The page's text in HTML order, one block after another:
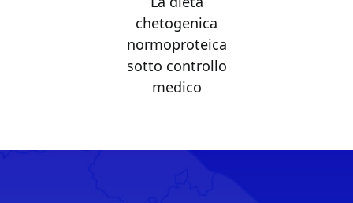
chetogenica
normoproteica
sotto controllo
medico